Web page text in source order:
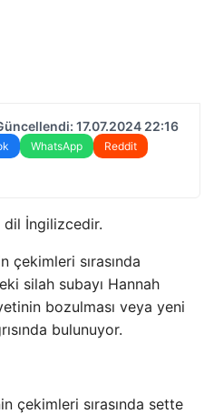
17.07.2024 22:16
WhatsApp
Reddit
dil İngilizcedir.
sırasında
silah subayı Hannah
bozulması veya yeni
bulunuyor.
çekimleri sırasında sette